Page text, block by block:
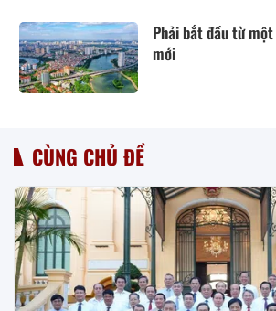
Phải bắt đầu từ
mới
CÙNG CHỦ ĐỀ